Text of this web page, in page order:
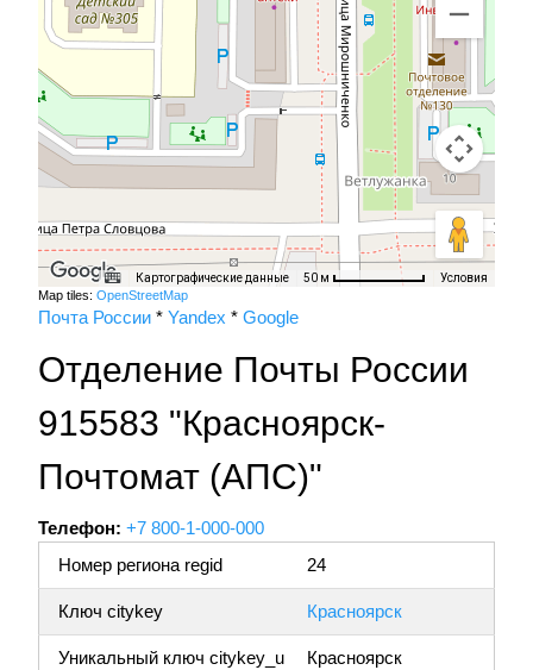
Картографические данные 50 м Условия
Map tiles: OpenStreetMap
Почта России * Yandex * Google
Отделение Почты России
915583 "Красноярск-
Почтомат (АПС)"
Телефон: +7 800-1-000-000
Номер региона regid
24
Ключ citykey Красноярск
Уникальный ключ citykey_u Красноярск